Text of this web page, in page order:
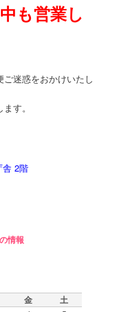
も営業し
迷惑をおかけいたし
す。
舎 2階
情報
金 土